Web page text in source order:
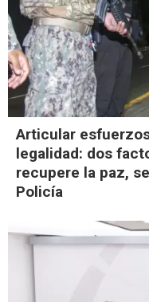
Articular
legalidad: dos
recupere la paz,
Policía